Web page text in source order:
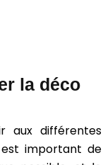
la déco
aux différentes
important de